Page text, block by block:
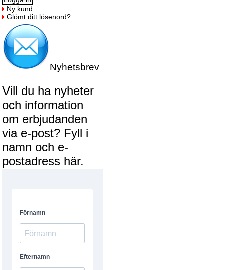
Ny kund
Glömt ditt lösenord?
Nyhetsbrev
Vill du ha nyheter
och information
om erbjudanden
via e-post? Fyll i
namn och e-
postadress här.